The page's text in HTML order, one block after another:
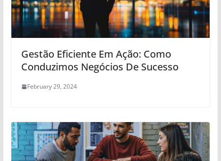
Gestão Eficiente Em Ação: Como
Conduzimos Negócios De Sucesso
February 29, 2024